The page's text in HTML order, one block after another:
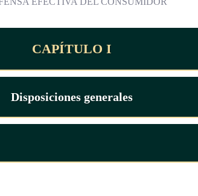
CAPÍTULO I
Disposiciones generales